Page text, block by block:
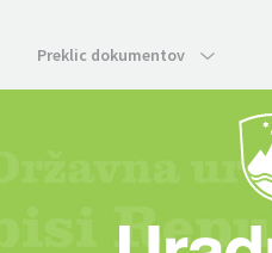
Preklic dokumentov